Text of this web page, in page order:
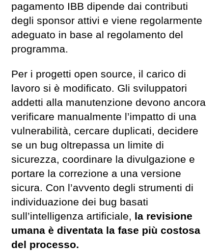
pagamento IBB dipende dai contributi
degli sponsor attivi e viene regolarmente
adeguato in base al regolamento del
programma.
Per i progetti open source, il carico di
lavoro si è modificato. Gli sviluppatori
addetti alla manutenzione devono ancora
verificare manualmente l’impatto di una
vulnerabilità, cercare duplicati, decidere
se un bug oltrepassa un limite di
sicurezza, coordinare la divulgazione e
portare la correzione a una versione
sicura. Con l’avvento degli strumenti di
individuazione dei bug basati
sull’intelligenza artificiale, la revisione
umana è diventata la fase più costosa
del processo.